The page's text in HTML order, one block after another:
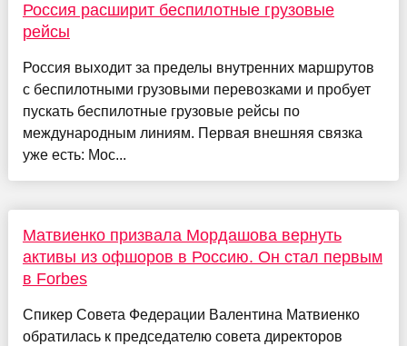
Россия расширит беспилотные грузовые
рейсы
Россия выходит за пределы внутренних маршрутов
с беспилотными грузовыми перевозками и пробует
пускать беспилотные грузовые рейсы по
международным линиям. Первая внешняя связка
уже есть: Мос...
Матвиенко призвала Мордашова вернуть
активы из офшоров в Россию. Он стал первым
в Forbes
Спикер Совета Федерации Валентина Матвиенко
обратилась к председателю совета директоров